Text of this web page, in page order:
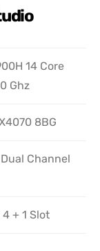
14 Core
Ghz
8BG
Channel
4 + 1 Slot